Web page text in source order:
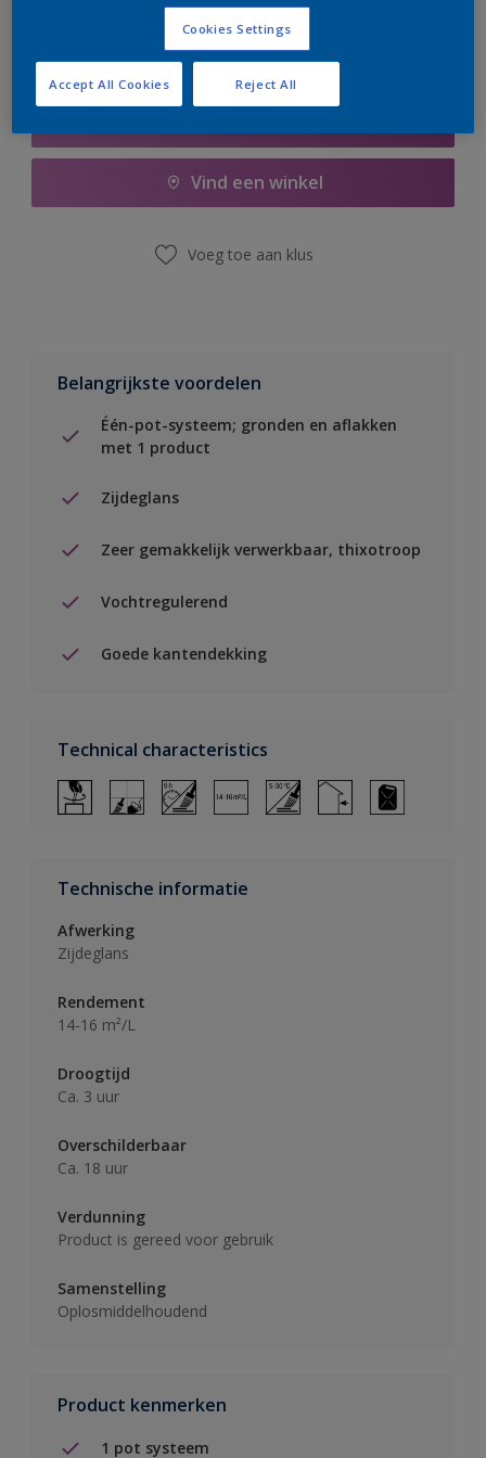
Vind een winkel
Voeg toe aan klus
Belangrijkste voordelen
Één-pot-systeem; gronden en aflakken
met 1 product
Zijdeglans
Zeer gemakkelijk verwerkbaar, thixotroop
Vochtregulerend
Goede kantendekking
Technical characteristics
Technische informatie
Afwerking
Zijdeglans
Rendement
14-16 m²/L
Droogtijd
Ca. 3 uur
Overschilderbaar
Ca. 18 uur
Verdunning
Product is gereed voor gebruik
Samenstelling
Oplosmiddelhoudend
Product kenmerken
1 pot systeem
Cookies Settings
Reject All
Accept All Cookies